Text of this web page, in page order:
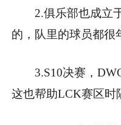
2.俱乐部也成立
的，队里的球员都很
3.S10决赛，
这也帮助LCK赛区时